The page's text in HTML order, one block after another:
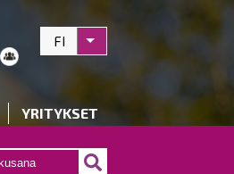
FI Listaa lisätoiminnot
YRITYKSET